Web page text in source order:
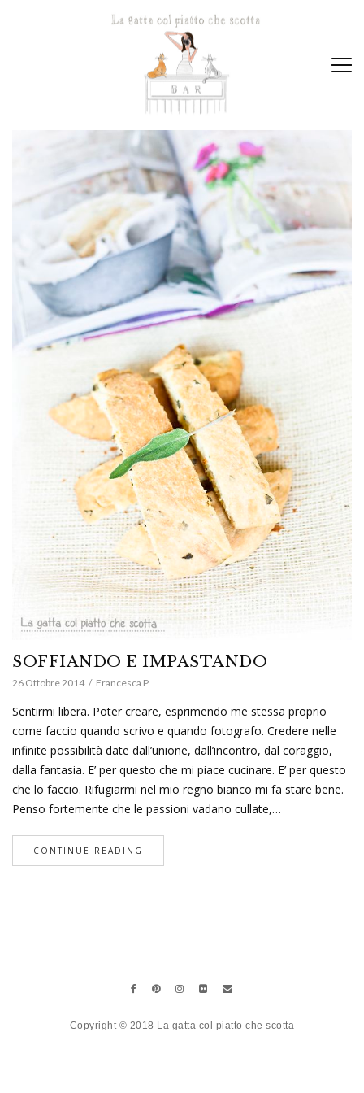
SOFFIANDO E IMPASTANDO
26 Ottobre 2014 Francesca P.
Sentirmi libera. Poter creare, esprimendo me stessa proprio
come faccio quando scrivo e quando fotografo. Credere nelle
infinite possibilità date dall’unione, dall’incontro, dal coraggio,
dalla fantasia. E’ per questo che mi piace cucinare. E’ per questo
che lo faccio. Rifugiarmi nel mio regno bianco mi fa stare bene.
Penso fortemente che le passioni vadano cullate,…
CONTINUE READING
Copyright © 2018 La gatta col piatto che scotta